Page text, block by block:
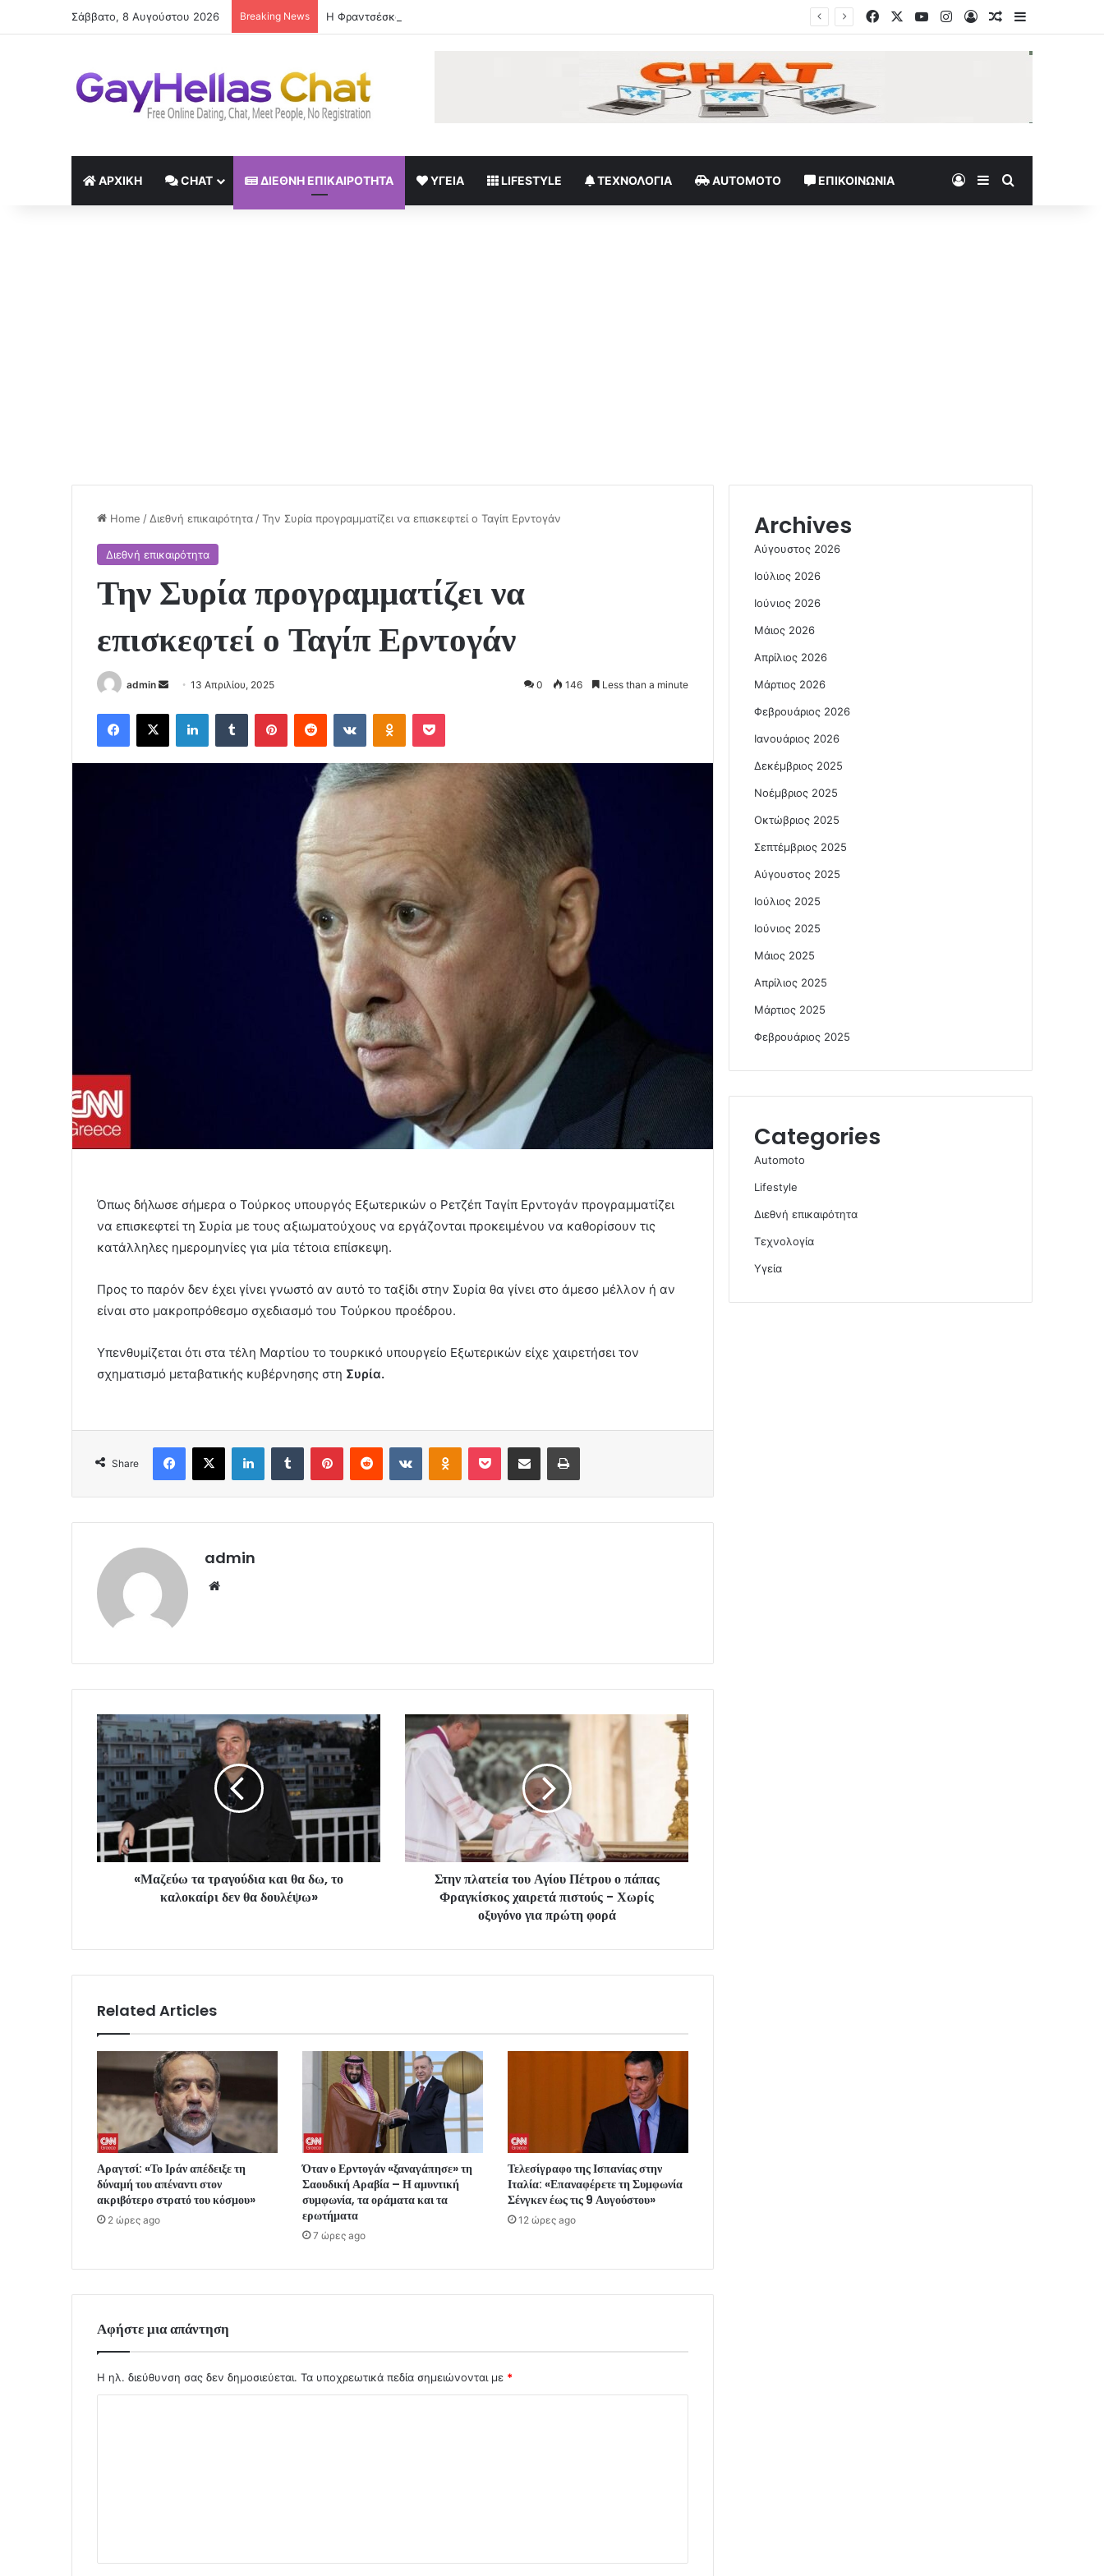
Σάββατο, 8 Αυγούστου 2026 Breaking News Η Φραντσέσκα Τόκα «πυρπολεί» το Instagram FacebookYouTubeInstagram
Log InRandom Article
Sidebar
ΑΡΧΙΚΉ CHAT ΔΙΕΘΝΉ ΕΠΙΚΑΙΡΌΤΗΤΑ ΥΓΕΊΑ LIFESTYLE ΤΕΧΝΟΛΟΓΊΑ AUTOMOTO ΕΠΙΚΟΙΝΩΝΊΑ Log InSidebar
Home / Διεθνή επικαιρότητα /Την Συρία προγραμματίζει να επισκεφτεί ο Ταγίπ Ερντογάν
Διεθνή επικαιρότητα
Την Συρία προγραμματίζει να
επισκεφτεί ο Ταγίπ Ερντογάν
admin
Send
email
13 Απριλίου, 2025 0 146 Less than a minute
Facebook
X LinkedInTumblr PinterestReddit VKontakteOdnoklassniki
Pocket
Όπως δήλωσε σήμερα ο Τούρκος υπουργός Εξωτερικών ο Ρετζέπ Ταγίπ Ερντογάν προγραμματίζει
να επισκεφτεί τη Συρία με τους αξιωματούχους να εργάζονται προκειμένου να καθορίσουν τις
κατάλληλες ημερομηνίες για μία τέτοια επίσκεψη.
Προς το παρόν δεν έχει γίνει γνωστό αν αυτό το ταξίδι στην Συρία θα γίνει στο άμεσο μέλλον ή αν
είναι στο μακροπρόθεσμο σχεδιασμό του Τούρκου προέδρου.
Υπενθυμίζεται ότι στα τέλη Μαρτίου το τουρκικό υπουργείο Εξωτερικών είχε χαιρετήσει τον
σχηματισμό μεταβατικής κυβέρνησης στη Συρία.
Share
Facebook
X LinkedInTumblr PinterestReddit VKontakteOdnoklassniki
Pocket Share via Email Print
admin
«Μαζεύω τα τραγούδια και θα δω, το
καλοκαίρι δεν θα δουλέψω»
Στην πλατεία του Αγίου Πέτρου ο πάπας
Φραγκίσκος χαιρετά πιστούς - Χωρίς
οξυγόνο για πρώτη φορά
Related Articles
Αραγτσί: «Το Ιράν απέδειξε τη
δύναμή του απέναντι στον
ακριβότερο στρατό του κόσμου»
2 ώρες ago
Όταν ο Ερντογάν «ξαναγάπησε» τη
Σαουδική Αραβία – Η αμυντική
συμφωνία, τα οράματα και τα
ερωτήματα
7 ώρες ago
Τελεσίγραφο της Ισπανίας στην
Ιταλία: «Επαναφέρετε τη Συμφωνία
Σένγκεν έως τις 9 Αυγούστου»
12 ώρες ago
Αφήστε μια απάντηση
Η ηλ. διεύθυνση σας δεν δημοσιεύεται. Τα υποχρεωτικά πεδία σημειώνονται με *
Archives
Αύγουστος 2026
Ιούλιος 2026
Ιούνιος 2026
Μάιος 2026
Απρίλιος 2026
Μάρτιος 2026
Φεβρουάριος 2026
Ιανουάριος 2026
Δεκέμβριος 2025
Νοέμβριος 2025
Οκτώβριος 2025
Σεπτέμβριος 2025
Αύγουστος 2025
Ιούλιος 2025
Ιούνιος 2025
Μάιος 2025
Απρίλιος 2025
Μάρτιος 2025
Φεβρουάριος 2025
Categories
Automoto
Lifestyle
Διεθνή επικαιρότητα
Τεχνολογία
Υγεία